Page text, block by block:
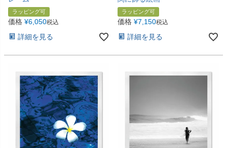
ラッピング可
価格 ¥6,050税込
詳細を見る
ラッピング可
価格 ¥7,150税込
詳細を見る